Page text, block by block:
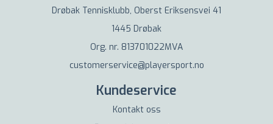
Drøbak Tennisklubb, Oberst Eriksensvei 41
1445 Drøbak
Org. nr. 813701022MVA
customerservice@playersport.no
Kundeservice
Kontakt oss